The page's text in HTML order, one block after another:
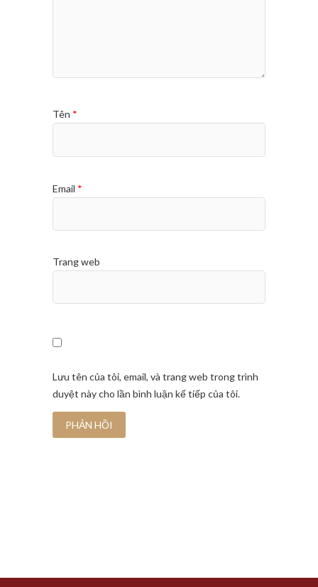
Tên *
Email *
Trang web
Lưu tên của tôi, email, và trang web trong trình
duyệt này cho lần bình luận kế tiếp của tôi.